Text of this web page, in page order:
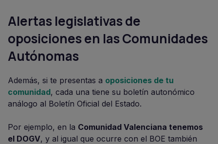
Alertas legislativas de
oposiciones en las Comunidades
Autónomas
Además, si te presentas a oposiciones de tu
comunidad, cada una tiene su boletín autonómico
análogo al Boletín Oficial del Estado.
Por ejemplo, en la Comunidad Valenciana tenemos
el DOGV, y al igual que ocurre con el BOE también